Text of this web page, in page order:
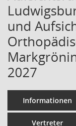
und
2027
Informationen
Vertreter